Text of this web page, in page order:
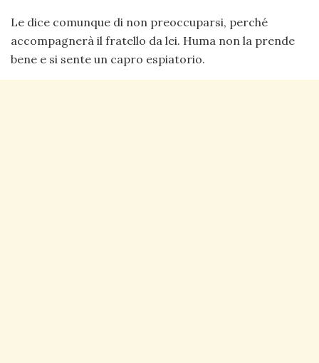
Le dice comunque di non preoccuparsi, perché
accompagnerà il fratello da lei. Huma non la prende
bene e si sente un capro espiatorio.